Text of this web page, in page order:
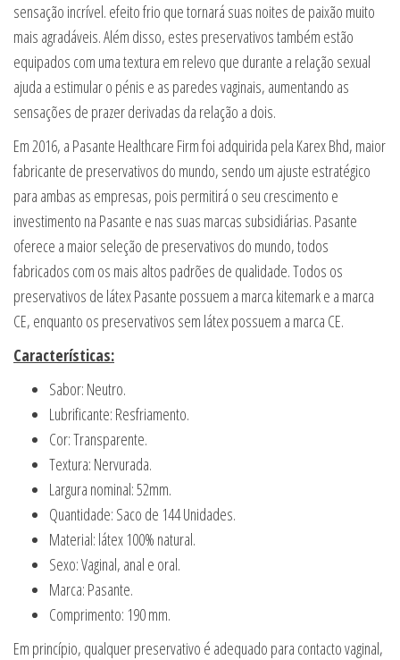
sensação incrível. efeito frio que tornará suas noites de paixão muito
mais agradáveis. Além disso, estes preservativos também estão
equipados com uma textura em relevo que durante a relação sexual
ajuda a estimular o pénis e as paredes vaginais, aumentando as
sensações de prazer derivadas da relação a dois.
Em 2016, a Pasante Healthcare Firm foi adquirida pela Karex Bhd, maior
fabricante de preservativos do mundo, sendo um ajuste estratégico
para ambas as empresas, pois permitirá o seu crescimento e
investimento na Pasante e nas suas marcas subsidiárias. Pasante
oferece a maior seleção de preservativos do mundo, todos
fabricados com os mais altos padrões de qualidade. Todos os
preservativos de látex Pasante possuem a marca kitemark e a marca
CE, enquanto os preservativos sem látex possuem a marca CE.
Características:
Sabor: Neutro.
Lubrificante: Resfriamento.
Cor: Transparente.
Textura: Nervurada.
Largura nominal: 52mm.
Quantidade: Saco de 144 Unidades.
Material: látex 100% natural.
Sexo: Vaginal, anal e oral.
Marca: Pasante.
Comprimento: 190 mm.
Em princípio, qualquer preservativo é adequado para contacto vaginal,